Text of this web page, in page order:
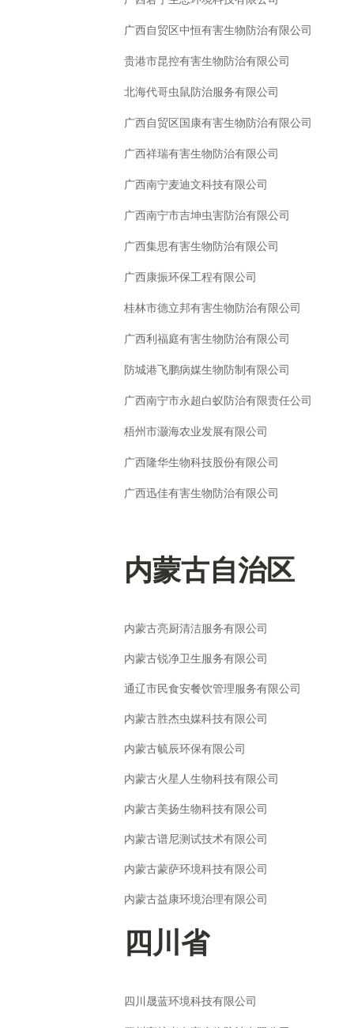
广西自贸区中恒有害生物防治有限公司
贵港市昆控有害生物防治有限公司
北海代哥虫鼠防治服务有限公司
广西自贸区国康有害生物防治有限公司
广西祥瑞有害生物防治有限公司
广西南宁麦迪文科技有限公司
广西南宁市吉坤虫害防治有限公司
广西集思有害生物防治有限公司
广西康振环保工程有限公司
桂林市德立邦有害生物防治有限公司
广西利福庭有害生物防治有限公司
防城港飞鹏病媒生物防制有限公司
广西南宁市永超白蚁防治有限责任公司
梧州市灏海农业发展有限公司
广西隆华生物科技股份有限公司
广西迅佳有害生物防治有限公司
内蒙古自治区
内蒙古亮厨清洁服务有限公司
内蒙古锐净卫生服务有限公司
通辽市民食安餐饮管理服务有限公司
内蒙古胜杰虫媒科技有限公司
内蒙古毓辰环保有限公司
内蒙古火星人生物科技有限公司
内蒙古美扬生物科技有限公司
内蒙古谱尼测试技术有限公司
内蒙古蒙萨环境科技有限公司
内蒙古益康环境治理有限公司
四川省
四川晟蓝环境科技有限公司